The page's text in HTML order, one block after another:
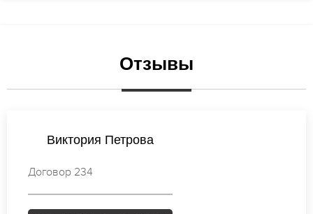
Отзывы
Анастасия Михайлова
Договор 718